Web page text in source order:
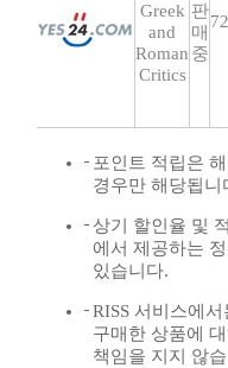
Greek
and
Roman
Critics
판
매
중
포인트 적립은
경우만 해당됩니
상기 할인율 및
에서 제공하는
있습니다.
RISS 서비스에
구매한 상품에
책임을 지지 않